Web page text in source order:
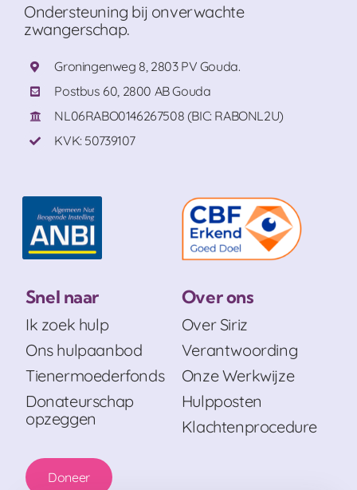
Ondersteuning bij onverwachte
zwangerschap.
Groningenweg 8, 2803 PV Gouda.
Postbus 60, 2800 AB Gouda
NL06RABO0146267508 (BIC: RABONL2U)
KVK: 50739107
Snel naar
Ik zoek hulp
Ons hulpaanbod
Tienermoederfonds
Donateurschap
opzeggen
Doneer
Over ons
Over Siriz
Verantwoording
Onze Werkwijze
Hulpposten
Klachtenprocedure